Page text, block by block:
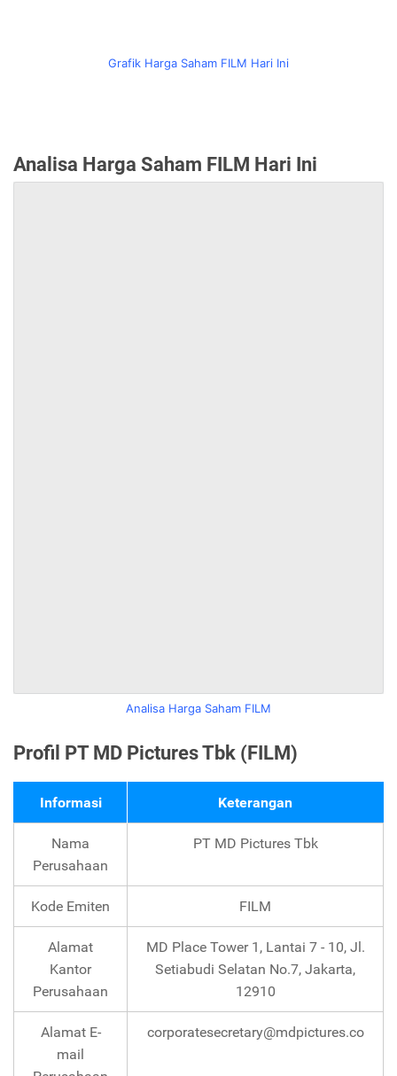
Grafik Harga Saham FILM Hari Ini
Analisa Harga Saham FILM Hari Ini
Analisa Harga Saham FILM
Profil PT MD Pictures Tbk (FILM)
Informasi Keterangan
Nama
Perusahaan
PT MD Pictures Tbk
Kode Emiten FILM
Alamat
Kantor
Perusahaan
MD Place Tower 1, Lantai 7 - 10, Jl.
Setiabudi Selatan No.7, Jakarta,
12910
Alamat E-
mail
corporatesecretary@mdpictures.co